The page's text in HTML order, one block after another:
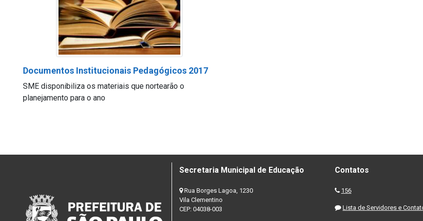
Documentos Institucionais Pedagógicos 2017
SME disponibiliza os materiais que nortearão o
planejamento para o ano
Secretaria Municipal de Educação
Rua Borges Lagoa, 1230
Vila Clementino
CEP: 04038-003
Contatos
156
Lista de Servidores e